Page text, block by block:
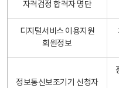
자격검정 합격자 명단
디지털서비스 이용지원
회원정보
정보통신보조기기 신청자